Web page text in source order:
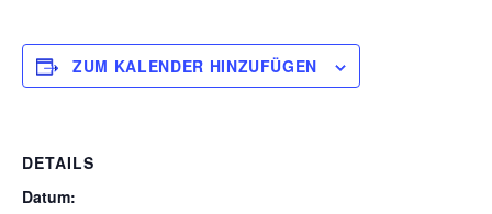
ZUM KALENDER HINZUFÜGEN
DETAILS
Datum: